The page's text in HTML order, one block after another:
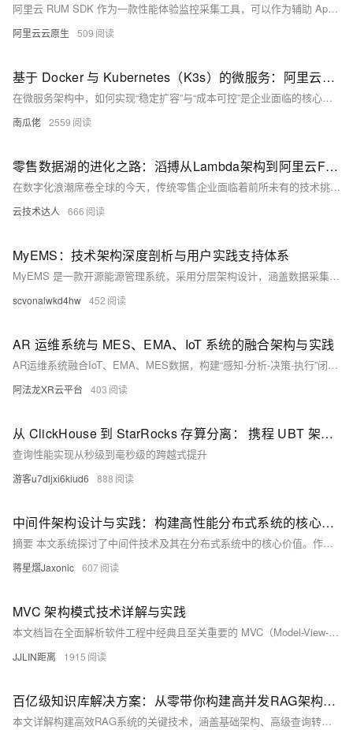
阿里云 RUM SDK 作为一款性能体验监控采集工具，可以作为辅助 App 运维的强有力助手，提升您的问题排查效率。
阿里云云原生 509
基于 Docker 与 Kubernetes（K3s）的微服务：阿里云生产环境扩容实践
在微服务架构中，如何实现“稳定扩容”与“成本可控”是企业面临的核心挑战。本文结合 Python FastAPI 微服务实战，详解如何基于阿里云基础设施，利用 Docker 封装服务、K3s 实现容器编排，构建生产级微服务架构。内容涵盖容器构建、集群部署、自动扩缩容、可观测性等关键环节，适配阿里云资源特性与服务生态，助力企业打造低成本、高可靠、易扩展的微服务解决方案。
南瓜佬 2559
零售数据湖的进化之路：滔搏从Lambda架构到阿里云Flink+Paimon统一架构的实战实践
在数字化浪潮席卷全球的今天，传统零售企业面临着前所未有的技术挑战和转型压力。本文整理自 Flink Forward Asia 2025 城市巡回上海站，滔搏技术负责人分享了滔搏从传统 Lambda 架构向阿里云实时计算 Flink 版+Paimon 统一架构转型的完整实战历程。这不仅是一次技术架构的重大升级，更是中国零售企业拥抱实时数据湖仓一体化的典型案例。
云技术达人 666
MyEMS：技术架构深度剖析与用户实践支持体系
MyEMS 是一款开源能源管理系统，采用分层架构设计，涵盖数据采集、传输、处理与应用全流程，支持多协议设备接入与多样化能源场景。系统具备高扩展性与易用性，结合完善的文档、社区、培训与定制服务，助力不同技术背景用户高效实现能源数字化管理，降低使用门槛与运维成本，广泛适用于工业、商业及公共机构等场景。
scvonalwkd4hw 452
AR 运维系统与 MES、EMA、IoT 系统的融合架构与实践
AR运维系统融合IoT、EMA、MES数据，构建“感知-分析-决策-执行”闭环。通过AR终端实现设备数据可视化，实时呈现温度、工单等信息，提升运维效率与生产可靠性。（238字）
阿法龙XR云平台 403
从 ClickHouse 到 StarRocks 存算分离： 携程 UBT 架构升级实践
查询性能实现从秒级到毫秒级的跨越式提升
游客u7dljxi6kiud6 888
中间件架构设计与实践：构建高性能分布式系统的核心基石
摘要 本文系统探讨了中间件技术及其在分布式系统中的核心价值。作者首先定义了中间件作为连接系统组件的&quot;神经网络&quot;，强调其在数据传输、系统稳定性和扩展性中的关键作用。随后详细分类了中间件体系，包括通信中间件（如RabbitMQ/Kafka）、数据中间件（如Redis/MyCAT）等类型。文章重点剖析了消息中间件的实现机制，通过Spring Boot代码示例展示了消息生产者的完整实现，涵盖消息ID生成、持久化、批量发送及重试机制等关键技术点。最后，作者指出中间件架构设计对系统性能的决定性影响，
蒋星熠Jaxonic 607
MVC 架构模式技术详解与实践
本文档旨在全面解析软件工程中经典且至关重要的 MVC（Model-View-Controller） 架构模式。内容将深入探讨 MVC 的核心思想、三大组件的职责与交互关系、其优势与劣势，并重点分析其在现代 Web 开发中的具体实现，特别是以 Spring MVC 框架为例，详解其请求处理流程、核心组件及基本开发实践。通过本文档，读者将能够深刻理解 MVC 的设计哲学，并掌握基于该模式进行 Web 应用开发的能力。
JJLIN距离 1915
百亿级知识库解决方案：从零带你构建高并发RAG架构（附实践代码）
本文详解构建高效RAG系统的关键技术，涵盖基础架构、高级查询转换、智能路由、索引优化、噪声控制与端到端评估，助你打造稳定、精准的检索增强生成系统。